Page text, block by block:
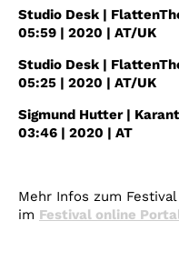
Studio Desk |
05:59 | 2020 | AT/UK
Studio Desk |
05:25 | 2020 | AT/UK
Sigmund Hutter |
03:46 | 2020 | AT
Mehr Infos zum
im Festival online